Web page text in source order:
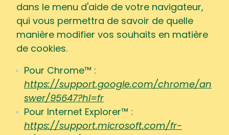
dans le menu d'aide de votre navigateur,
qui vous permettra de savoir de quelle
manière modifier vos souhaits en matière
de cookies.
Pour Chrome™ :
https://support.google.com/chrome/an
swer/95647?hl=fr
Pour Internet Explorer™ :
https://support.microsoft.com/fr-